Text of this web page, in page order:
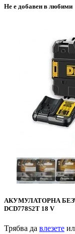
Не е добавен в любими
АКУМУЛАТОРНА
DCD778S2T 18 V
Трябва да влезете